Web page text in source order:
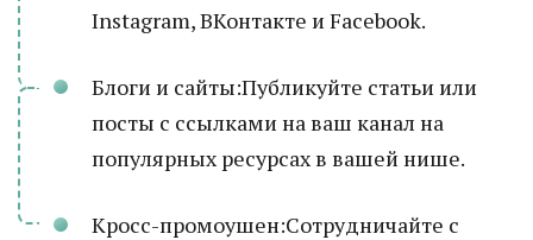
Instagram, ВКонтакте и Facebook.
Блоги и сайты:Публикуйте статьи или
посты с ссылками на ваш канал на
популярных ресурсах в вашей нише.
Кросс-промоушен:Сотрудничайте с